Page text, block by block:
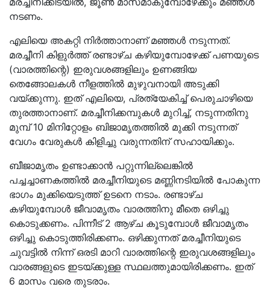
നടണം.
എലിയെ അകറ്റി നിർത്താനാണ് മഞ്ഞൾ നടുന്നത്.
മരച്ചീനി കിളുർത്ത് രണ്ടാഴ്ച കഴിയുമ്പോഴേക്ക് പണയുടെ
(വാരത്തിന്റെ) ഇരുവശങ്ങളിലും ഉണങ്ങിയ
തെങ്ങോലകൾ നീളത്തിൽ മുഴുവനായി അടുക്കി
വയ്ക്കുന്നു. ഇത് എലിയെ, പ്രത്യേകിച്ച് പെരുചാഴിയെ
തുരത്താനാണ്. മരച്ചീനിക്കമ്പുകൾ മുറിച്ച്, നടുന്നതിനു
മുമ്പ് 10 മിനിറ്റോളം ബിജാമൃതത്തിൽ മുക്കി നടുന്നത്
വേഗം വേരുകൾ കിളിച്ചു വരുന്നതിന് സഹായിക്കും.
ബീജാമൃതം ഉണ്ടാക്കാൻ പറ്റുന്നില്ലെങ്കിൽ
പച്ചച്ചാണകത്തിൽ മരച്ചീനിയുടെ മണ്ണിനടിയിൽ പോകുന്ന
ഭാഗം മുക്കിയെടുത്ത് ഉടനെ നടാം. രണ്ടാഴ്ച
കഴിയുമ്പോൾ ജീവാമൃതം വാരത്തിനു മീതെ ഒഴിച്ചു
കൊടുക്കണം. പിന്നീട് 2 ആഴ്ച കൂടുമ്പോൾ ജീവാമൃതം
ഒഴിച്ചു കൊടുത്തിരിക്കണം. ഒഴിക്കുന്നത് മരച്ചീനിയുടെ
ചുവട്ടിൽ നിന്ന് ഒരടി മാറി വാരത്തിന്റെ ഇരുവശങ്ങളിലും
വാരങ്ങളുടെ ഇടയ്ക്കുള്ള സ്ഥലത്തുമായിരിക്കണം. ഇത്
6 മാസം വരെ തുടരാം.